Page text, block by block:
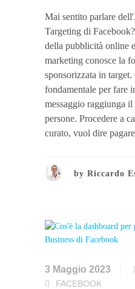
Mai sentito parlare
Targeting di
della pubblicità online
marketing conosce la
sponsorizzata in target.
fondamentale per fare
messaggio raggiunga
persone. Procedere a
curato, vuol dire
by Riccardo
3 Maggio 2023
FACEBOOK